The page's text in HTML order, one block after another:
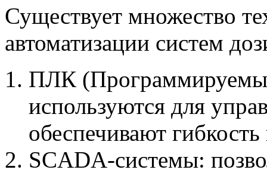
Существует множество
автоматизации систем
ПЛК
используются для
обеспечивают
SCADA-системы: